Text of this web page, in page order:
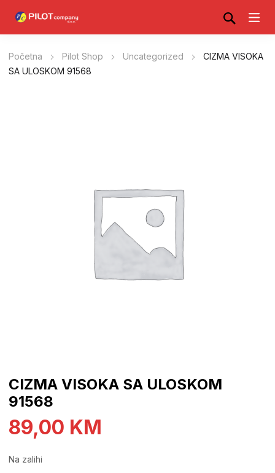
Početna Pilot Shop Uncategorized
CIZMA VISOKA
SA ULOSKOM 91568
CIZMA VISOKA SA ULOSKOM
91568
89,00 KM
Na zalihi